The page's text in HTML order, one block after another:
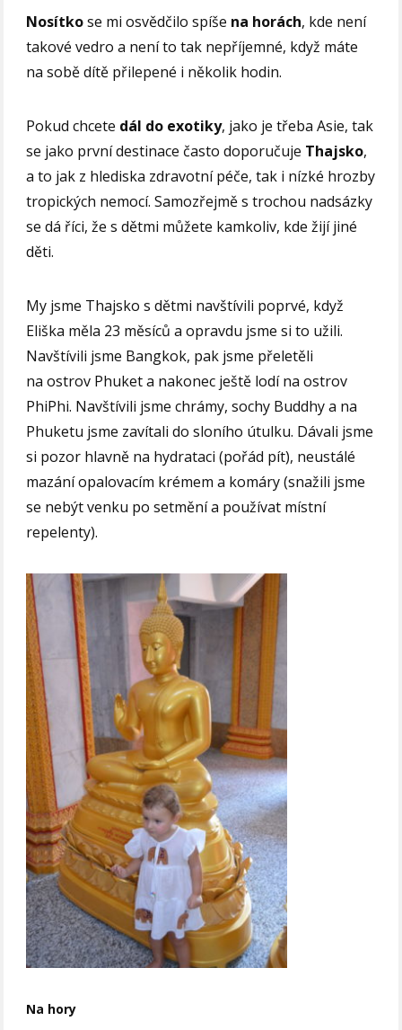
Nosítkose mi osvědčilo spíše na horách, kde není
takové vedro a není to tak nepříjemné, když máte
na sobě dítě přilepené i několik hodin.
Pokud chcete dál do exotiky, jako je třeba Asie, tak
se jako první destinace často doporučuje Thajsko,
a to jak z hlediska zdravotní péče, tak i nízké hrozby
tropických nemocí. Samozřejmě s trochou nadsázky
se dá říci, že s dětmi můžete kamkoliv, kde žijí jiné
děti.
My jsme Thajsko s dětmi navštívili poprvé, když
Eliška měla 23 měsíců a opravdu jsme si to užili.
Navštívili jsme Bangkok, pak jsme přeletěli
na ostrov Phuket a nakonec ještě lodí na ostrov
PhiPhi. Navštívili jsme chrámy, sochy Buddhy a na
Phuketu jsme zavítali do sloního útulku. Dávali jsme
si pozor hlavně na hydrataci (pořád pít), neustálé
mazání opalovacím krémem a komáry (snažili jsme
se nebýt venku po setmění a používat místní
repelenty).
Na hory